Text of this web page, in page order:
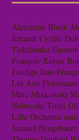
Alexandre Bloch
Jestaedt Cyrille
Tishchenko
François-Xavier
Fonlupt Jean-
Les Arts Florissants
Marc Minkowski
Nobuyuki Tsujii
Lille Orchestre
Samuel Hengebaert